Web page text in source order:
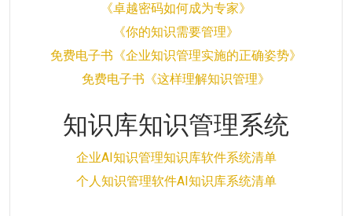
《卓越密码如何成为专家》
《你的知识需要管理》
免费电子书《企业知识管理实施的正确姿势》
免费电子书《这样理解知识管理》
知识库知识管理系统
企业AI知识管理知识库软件系统清单
个人知识管理软件AI知识库系统清单